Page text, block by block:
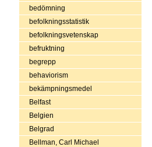
bedömning
befolkningsstatistik
befolkningsvetenskap
befruktning
begrepp
behaviorism
bekämpningsmedel
Belfast
Belgien
Belgrad
Bellman, Carl Michael